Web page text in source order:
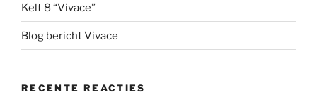
Kelt 8 “Vivace”
Blog bericht Vivace
RECENTE REACTIES